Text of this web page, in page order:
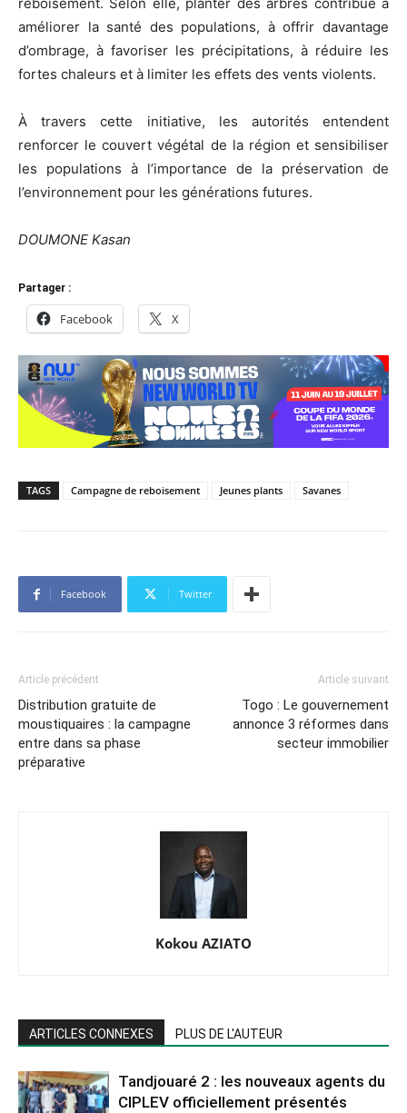
reboisement. Selon elle, planter des arbres contribue à
améliorer la santé des populations, à offrir davantage
d’ombrage, à favoriser les précipitations, à réduire les
fortes chaleurs et à limiter les effets des vents violents.
À travers cette initiative, les autorités entendent
renforcer le couvert végétal de la région et sensibiliser
les populations à l’importance de la préservation de
l’environnement pour les générations futures.
DOUMONE Kasan
Partager :
Facebook X
TAGS Campagne de reboisement Jeunes plants Savanes
Facebook Twitter
Article précédent
Distribution gratuite de
moustiquaires : la campagne
entre dans sa phase
préparative
Article suivant
Togo : Le gouvernement
annonce 3 réformes dans
secteur immobilier
Kokou AZIATO
ARTICLES CONNEXES PLUS DE L'AUTEUR
Tandjouaré 2 : les nouveaux agents du
CIPLEV officiellement présentés